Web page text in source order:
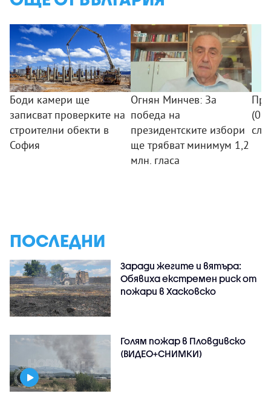
Боди камери ще
записват проверките на
строителни обекти в
София
Огнян Минчев: За
победа на
президентските избори
ще трябват минимум 1,2
млн. гласа
ПОСЛЕДНИ
Заради жегите и вятъра:
Обявиха екстремен риск от
пожари в Хасковско
Голям пожар в Пловдивско
(ВИДЕО+СНИМКИ)